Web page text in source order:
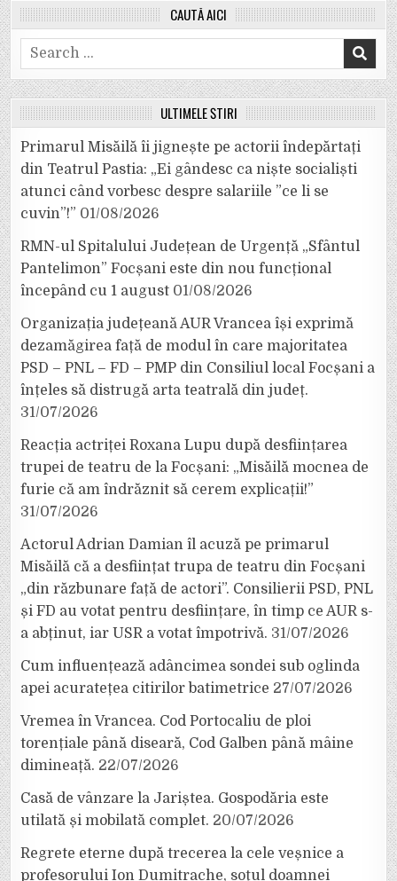
CAUTĂ AICI
Search
for:
ULTIMELE ȘTIRI
Primarul Misăilă îi jignește pe actorii îndepărtați
din Teatrul Pastia: „Ei gândesc ca niște socialiști
atunci când vorbesc despre salariile ”ce li se
cuvin”!” 01/08/2026
RMN-ul Spitalului Județean de Urgență „Sfântul
Pantelimon” Focșani este din nou funcțional
începând cu 1 august 01/08/2026
Organizația județeană AUR Vrancea își exprimă
dezamăgirea față de modul în care majoritatea
PSD – PNL – FD – PMP din Consiliul local Focșani a
înțeles să distrugă arta teatrală din județ.
31/07/2026
Reacția actriței Roxana Lupu după desființarea
trupei de teatru de la Focșani: „Misăilă mocnea de
furie că am îndrăznit să cerem explicații!”
31/07/2026
Actorul Adrian Damian îl acuză pe primarul
Misăilă că a desființat trupa de teatru din Focșani
„din răzbunare față de actori”. Consilierii PSD, PNL
și FD au votat pentru desființare, în timp ce AUR s-
a abținut, iar USR a votat împotrivă. 31/07/2026
Cum influențează adâncimea sondei sub oglinda
apei acuratețea citirilor batimetrice 27/07/2026
Vremea în Vrancea. Cod Portocaliu de ploi
torențiale până diseară, Cod Galben până mâine
dimineață. 22/07/2026
Casă de vânzare la Jariștea. Gospodăria este
utilată și mobilată complet. 20/07/2026
Regrete eterne după trecerea la cele veșnice a
profesorului Ion Dumitrache, soțul doamnei